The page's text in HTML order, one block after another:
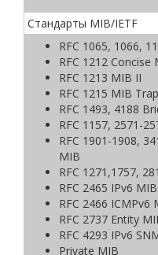
Стандарты MIB/IETF
RFC 1065, 1066,
RFC 1212
RFC 1213 MIB II
RFC 1215 MIB
RFC 1493, 4188
RFC 1157, 2571-
RFC 1901-1908,
MIB
RFC 1271,1757,
RFC 2465 IPv6 MIB
RFC 2466 ICMPv6
RFC 2737 Entity
RFC 4293 IPv6
Private MIB